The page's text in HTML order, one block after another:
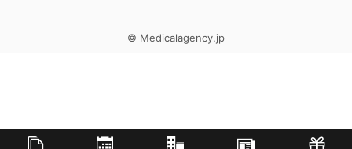
© Medicalagency.jp